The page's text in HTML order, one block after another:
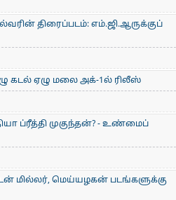
திரைப்படம்: எம்.ஜி.ஆருக்குப்
கடல் ஏழு மலை அக்-1ல் ரிலீஸ்
ப்ரீத்தி முகுந்தன்? - உண்மைப்
மில்லர், மெய்யழகன் படங்களுக்கு